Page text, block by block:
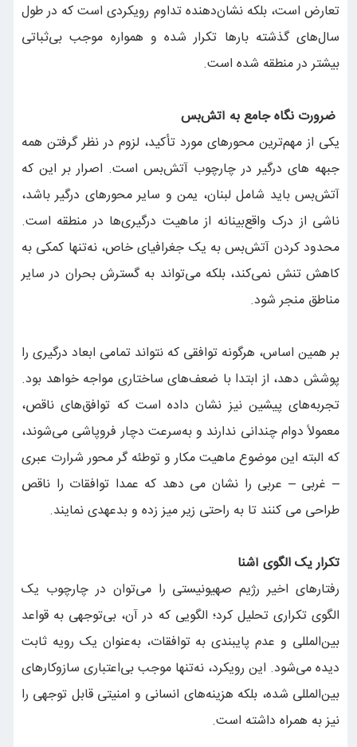
تعارض است، بلکه نشان‌دهنده تداوم رویکردی است که در طول
سال‌های گذشته بارها تکرار شده و همواره موجب بی‌ثباتی
بیشتر در منطقه شده است.
ضرورت نگاه جامع به آتش‌بس
یکی از مهم‌ترین محورهای مورد تأکید، لزوم در نظر گرفتن همه
جبهه ‌های درگیر در چارچوب آتش‌بس است. اصرار بر این که
آتش‌بس باید شامل لبنان، یمن و سایر محورهای درگیر باشد،
ناشی از درک واقع‌بینانه از ماهیت درگیری‌ها در منطقه است.
محدود کردن آتش‌بس به یک جغرافیای خاص، نه‌تنها کمکی به
کاهش تنش نمی‌کند، بلکه می‌تواند به گسترش بحران در سایر
مناطق منجر شود.
بر همین اساس، هرگونه توافقی که نتواند تمامی ابعاد درگیری را
پوشش دهد، از ابتدا با ضعف‌های ساختاری مواجه خواهد بود.
تجربه‌های پیشین نیز نشان داده است که توافق‌های ناقص،
معمولاً دوام چندانی ندارند و به‌سرعت دچار فروپاشی می‌شوند،
که البته این موضوع ماهیت مکار و توطئه گر محور شرارت عبری
– غربی – عربی را نشان می دهد که عمدا توافقات را ناقص
طراحی می کنند تا به راحتی زیر میز زده و بدعهدی نمایند.
تکرار یک الگوی آشنا
رفتارهای اخیر رژیم صهیونیستی را می‌توان در چارچوب یک
الگوی تکراری تحلیل کرد؛ الگویی که در آن، بی‌توجهی به قواعد
بین‌المللی و عدم پایبندی به توافقات، به‌عنوان یک رویه ثابت
دیده می‌شود. این رویکرد، نه‌تنها موجب بی‌اعتباری سازوکارهای
بین‌المللی شده، بلکه هزینه‌های انسانی و امنیتی قابل توجهی را
نیز به همراه داشته است.